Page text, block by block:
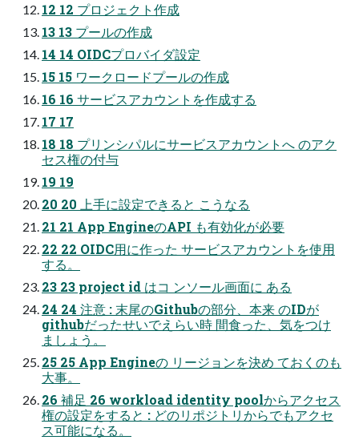
12 12 プロジェクト作成
13 13 プールの作成
14 14 OIDCプロバイダ設定
15 15 ワークロードプールの作成
16 16 サービスアカウントを作成する
17 17
18 18 プリンシパルにサービスアカウントへ のアク
セス権の付与
19 19
20 20 上手に設定できると こうなる
21 21 App EngineのAPI も有効化が必要
22 22 OIDC用に作った サービスアカウントを使用
する。
23 23 project id はコ ンソール画面に ある
24 24 注意 : 末尾のGithubの部分、本来 のIDが
githubだったせいでえらい時 間食った、気をつけ
ましょう。
25 25 App Engineの リージョンを決め ておくのも
大事。
26 補足 26 workload identity poolからアクセス
権の設定をすると : どのリポジトリからでもアクセ
ス可能になる。